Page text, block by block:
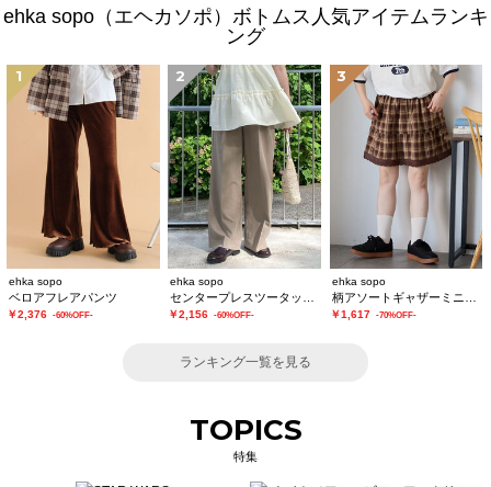
ehka sopo（エヘカソポ）ボトムス人気アイテムランキ
ング
1
ehka sopo
ベロアフレアパンツ
￥2,376 -60%OFF-
2
ehka sopo
￥2,156 -60%OFF-
3
ehka sopo
￥1,617 -70%OFF-
ランキング一覧を見る
TOPICS
特集